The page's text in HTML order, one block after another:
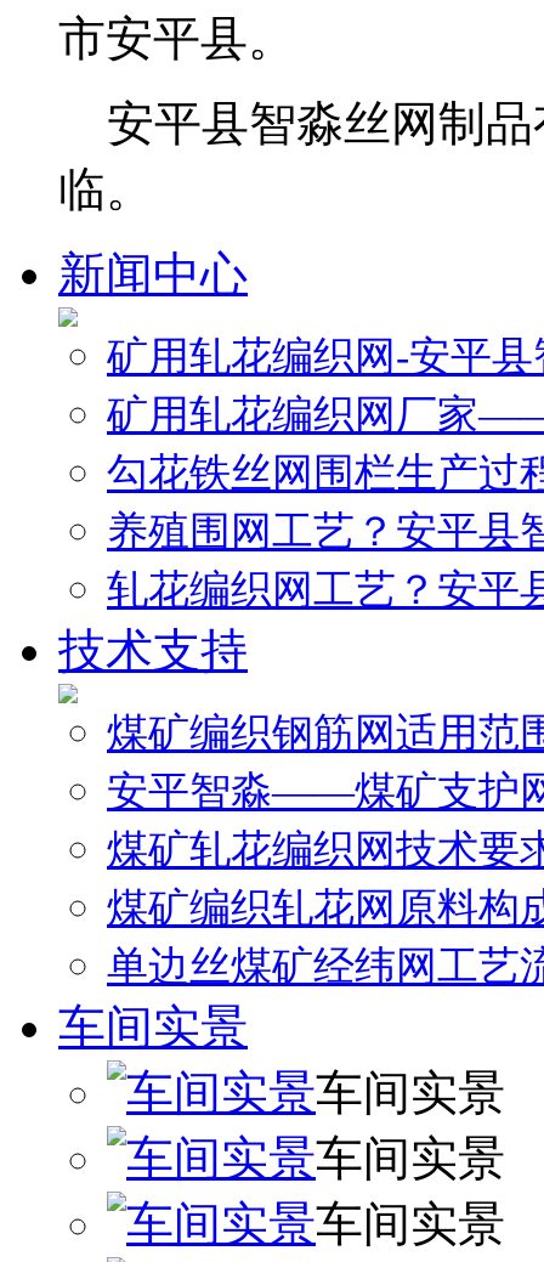
市安平县。
安平县智淼丝网制品
临。
新闻中心
矿用轧花编织网-安平
矿用轧花编织网厂家
勾花铁丝网围栏生产过
养殖围网工艺？安平县
轧花编织网工艺？安平
技术支持
煤矿编织钢筋网适用范
安平智淼——煤矿支护
煤矿轧花编织网技术要
煤矿编织轧花网原料构
单边丝煤矿经纬网工艺
车间实景
车间实景
车间实景
车间实景